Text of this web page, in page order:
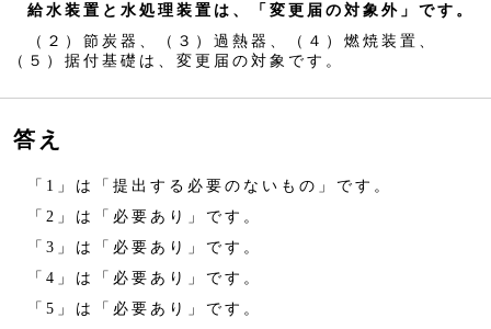
給水装置と水処理装置は、「変更届の対象外」です。
（２）節炭器、（３）過熱器、（４）燃焼装置、
（５）据付基礎は、変更届の対象です。
答え
「1」は「提出する必要のないもの」です。
「2」は「必要あり」です。
「3」は「必要あり」です。
「4」は「必要あり」です。
「5」は「必要あり」です。